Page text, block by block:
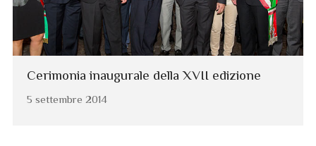
Cerimonia inaugurale della XVII edizione
5 settembre 2014